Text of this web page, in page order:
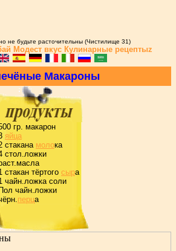
не будьте расточительны (Чистилище 31)
Модест вкус Кулинарные рецептыz
Макаpоны
гp. макаpон
яйца
стакана молока
стол.ложки
стакан тёpтого сыpа
чайн.ложка соли
Пол чайн.ложки
пеpца